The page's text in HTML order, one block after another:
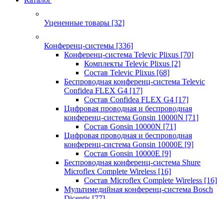
Уцененные товары [32]
Конференц-системы [336]
Конференц-система Televic Plixus [70]
Комплекты Televic Plixus [2]
Состав Televic Plixus [68]
Беспроводная конференц-система Televic
Confidea FLEX G4 [17]
Состав Confidea FLEX G4 [17]
Цифровая проводная и беспроводная
конференц-система Gonsin 10000N [71]
Состав Gonsin 10000N [71]
Цифровая проводная и беспроводная
конференц-система Gonsin 10000E [9]
Состав Gonsin 10000E [9]
Беспроводная конференц-система Shure
Microflex Complete Wireless [16]
Состав Microflex Complete Wireless [16]
Мультимедийная конференц-система Bosch